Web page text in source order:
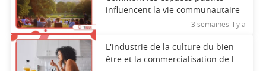
influencent la vie communautaire
3 semaines il y a
L'industrie de la culture du bien-
être et la commercialisation de la